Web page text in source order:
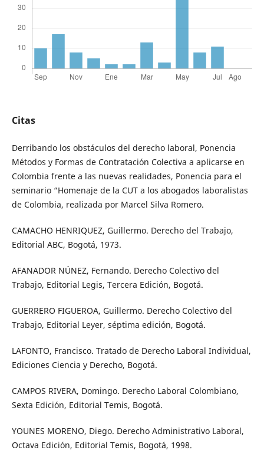
Citas
Derribando los obstáculos del derecho laboral, Ponencia
Métodos y Formas de Contratación Colectiva a aplicarse en
Colombia frente a las nuevas realidades, Ponencia para el
seminario “Homenaje de la CUT a los abogados laboralistas
de Colombia, realizada por Marcel Silva Romero.
CAMACHO HENRIQUEZ, Guillermo. Derecho del Trabajo,
Editorial ABC, Bogotá, 1973.
AFANADOR NÚNEZ, Fernando. Derecho Colectivo del
Trabajo, Editorial Legis, Tercera Edición, Bogotá.
GUERRERO FIGUEROA, Guillermo. Derecho Colectivo del
Trabajo, Editorial Leyer, séptima edición, Bogotá.
LAFONTO, Francisco. Tratado de Derecho Laboral Individual,
Ediciones Ciencia y Derecho, Bogotá.
CAMPOS RIVERA, Domingo. Derecho Laboral Colombiano,
Sexta Edición, Editorial Temis, Bogotá.
YOUNES MORENO, Diego. Derecho Administrativo Laboral,
Octava Edición, Editorial Temis, Bogotá, 1998.